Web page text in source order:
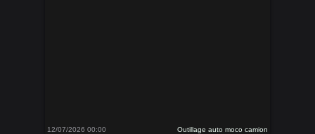
12/07/2026 00:00 Outillage auto moco camion